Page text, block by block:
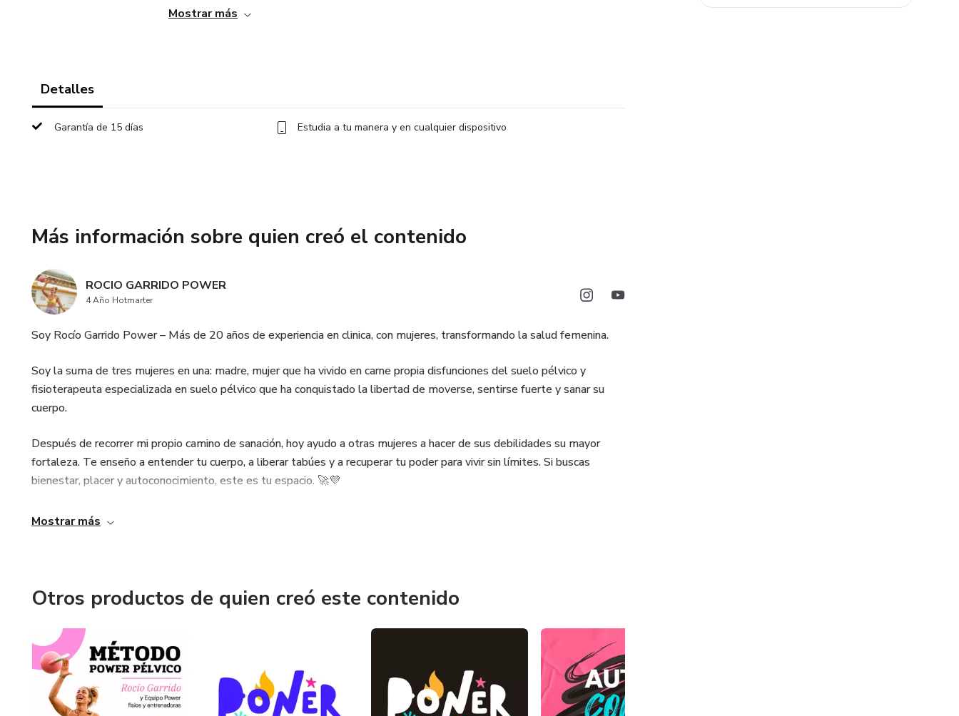
Mostrar más
Detalles
Garantía de 15 días Estudia a tu manera y en cualquier dispositivo
Más información sobre quien creó el contenido
ROCIO GARRIDO POWER
4 Año Hotmarter
Soy Rocío Garrido Power – Más de 20 años de experiencia en clinica, con mujeres, transformando la salud femenina.
Soy la suma de tres mujeres en una: madre, mujer que ha vivido en carne propia disfunciones del suelo pélvico y
fisioterapeuta especializada en suelo pélvico que ha conquistado la libertad de moverse, sentirse fuerte y sanar su
cuerpo.
Después de recorrer mi propio camino de sanación, hoy ayudo a otras mujeres a hacer de sus debilidades su mayor
fortaleza. Te enseño a entender tu cuerpo, a liberar tabúes y a recuperar tu poder para vivir sin límites. Si buscas
bienestar, placer y autoconocimiento, este es tu espacio. 🚀💜
Mostrar más
Otros productos de quien creó este contenido